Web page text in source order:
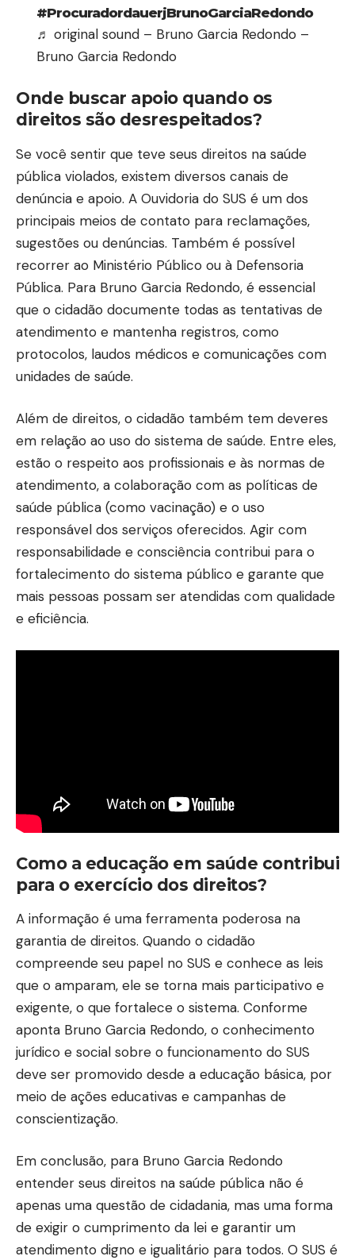
#ProcuradordauerjBrunoGarciaRedondo
♬ original sound – Bruno Garcia Redondo –
Bruno Garcia Redondo
Onde buscar apoio quando os
direitos são desrespeitados?
Se você sentir que teve seus direitos na saúde
pública violados, existem diversos canais de
denúncia e apoio. A Ouvidoria do SUS é um dos
principais meios de contato para reclamações,
sugestões ou denúncias. Também é possível
recorrer ao Ministério Público ou à Defensoria
Pública. Para Bruno Garcia Redondo, é essencial
que o cidadão documente todas as tentativas de
atendimento e mantenha registros, como
protocolos, laudos médicos e comunicações com
unidades de saúde.
Além de direitos, o cidadão também tem deveres
em relação ao uso do sistema de saúde. Entre eles,
estão o respeito aos profissionais e às normas de
atendimento, a colaboração com as políticas de
saúde pública (como vacinação) e o uso
responsável dos serviços oferecidos. Agir com
responsabilidade e consciência contribui para o
fortalecimento do sistema público e garante que
mais pessoas possam ser atendidas com qualidade
e eficiência.
Como a educação em saúde contribui
para o exercício dos direitos?
A informação é uma ferramenta poderosa na
garantia de direitos. Quando o cidadão
compreende seu papel no SUS e conhece as leis
que o amparam, ele se torna mais participativo e
exigente, o que fortalece o sistema. Conforme
aponta Bruno Garcia Redondo, o conhecimento
jurídico e social sobre o funcionamento do SUS
deve ser promovido desde a educação básica, por
meio de ações educativas e campanhas de
conscientização.
Em conclusão, para Bruno Garcia Redondo
entender seus direitos na saúde pública não é
apenas uma questão de cidadania, mas uma forma
de exigir o cumprimento da lei e garantir um
atendimento digno e igualitário para todos. O SUS é